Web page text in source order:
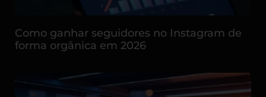
Como ganhar seguidores no Instagram de
forma orgânica em 2026